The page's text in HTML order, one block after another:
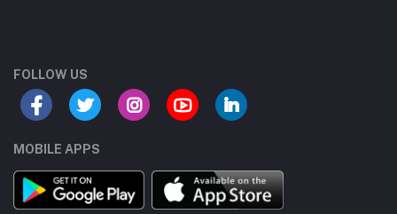
FOLLOW US
MOBILE APPS